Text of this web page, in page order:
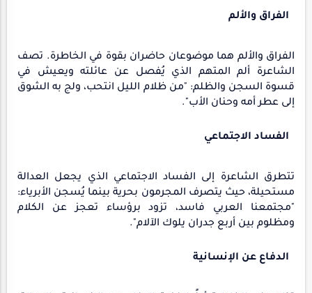
الفراق والألم
الفراق والألم هما موضوعان حاضران بقوة في الخاطرة. تصف
الشاعرة ألم المتهم الذي يُفصل عن عائلته ويعيش في
قسوة السجن والظلم: "من ظلام الليل انتحب، ولج به الشوق
إلى عطر أمه وحنان الأب".
الفساد الاجتماعي
تتطرق الشاعرة إلى الفساد الاجتماعي الذي يجعل العدالة
مستحيلة، حيث يتصرف المجرمون بحرية بينما يُسجن الأبرياء:
"مجتمعنا العربي فاسد، تزود برؤساء تعجز عن الكلام
ومظلوم بين أربع جدران يلوك الآلام".
الدفاع عن الإنسانية